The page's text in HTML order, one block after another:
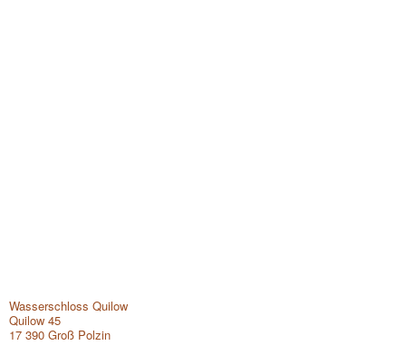
Wasserschloss Quilow
Quilow 45
17 390 Groß Polzin